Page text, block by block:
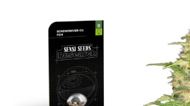
useampi
muunnelma.